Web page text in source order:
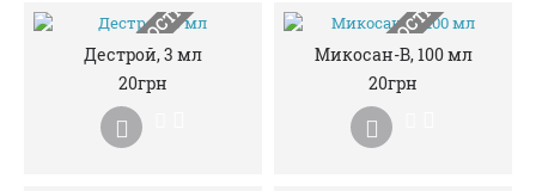
НЕМАЄ В НАЯВНОСТІ
Дестрой, 3 мл
20грн
НЕМАЄ В НАЯВНОСТІ
Микосан-В, 100 мл
20грн